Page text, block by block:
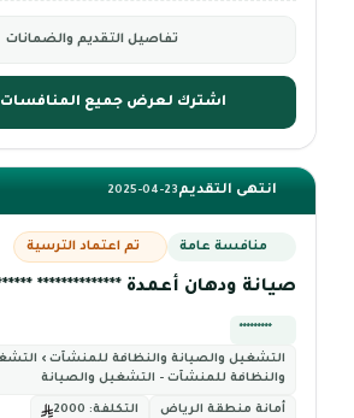
تفاصيل التقديم والضمانات
اشترك لعرض جميع المنافسات
انتهى التقديم2025-04-23
منافسة عامة تم اعتماد الترسية
صيانة ودهان أعمدة **************
*********
التشغيل والصيانة والنظافة للمنشآت ›
والنظافة للمنشآت - التشغيل والصيانة
أمانة منطقة الرياض التكلفة: